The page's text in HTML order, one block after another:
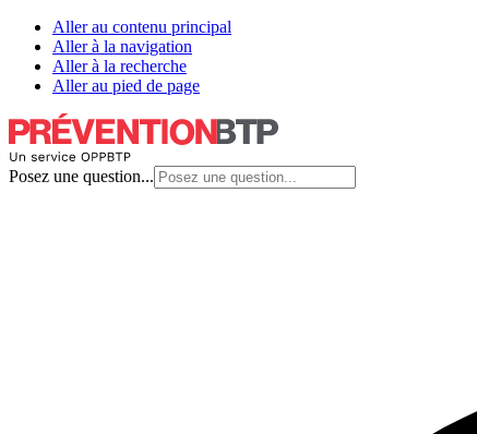
Aller au contenu principal
Aller à la navigation
Aller à la recherche
Aller au pied de page
Posez une question...